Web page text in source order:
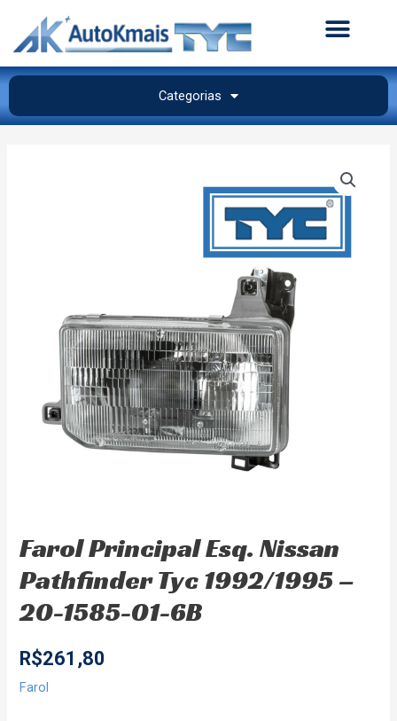
Categorias
Farol Principal Esq. Nissan
Pathfinder Tyc 1992/1995 –
20-1585-01-6B
R$261,80
Farol